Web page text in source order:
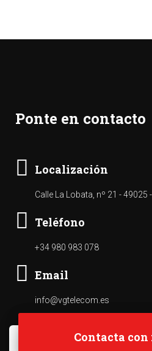
Ponte en contacto
Localización
Calle La Lobata, nº 21 - 49025
Teléfono
+34 980 983 078
Email
info@vgtelecom.es
Contacta con